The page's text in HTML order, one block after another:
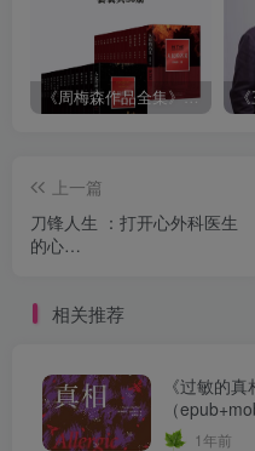
《周梅森作品全集》[共30册]
上一篇
刀锋人生 ：打开心外科医生
的心
相关推荐
《过敏的
（
1年前